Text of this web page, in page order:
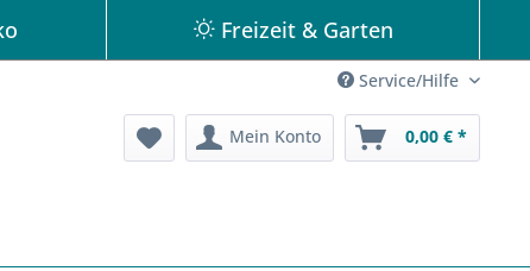
Freizeit & Garten
Service/Hilfe
Mein Konto 0,00 € *